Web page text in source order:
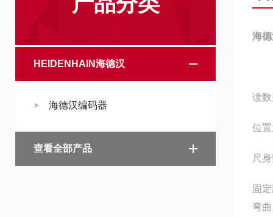
HEIDENHAIN海德汉
海德汉编码器
查看全部产品
海
读
位
尺
固
弯